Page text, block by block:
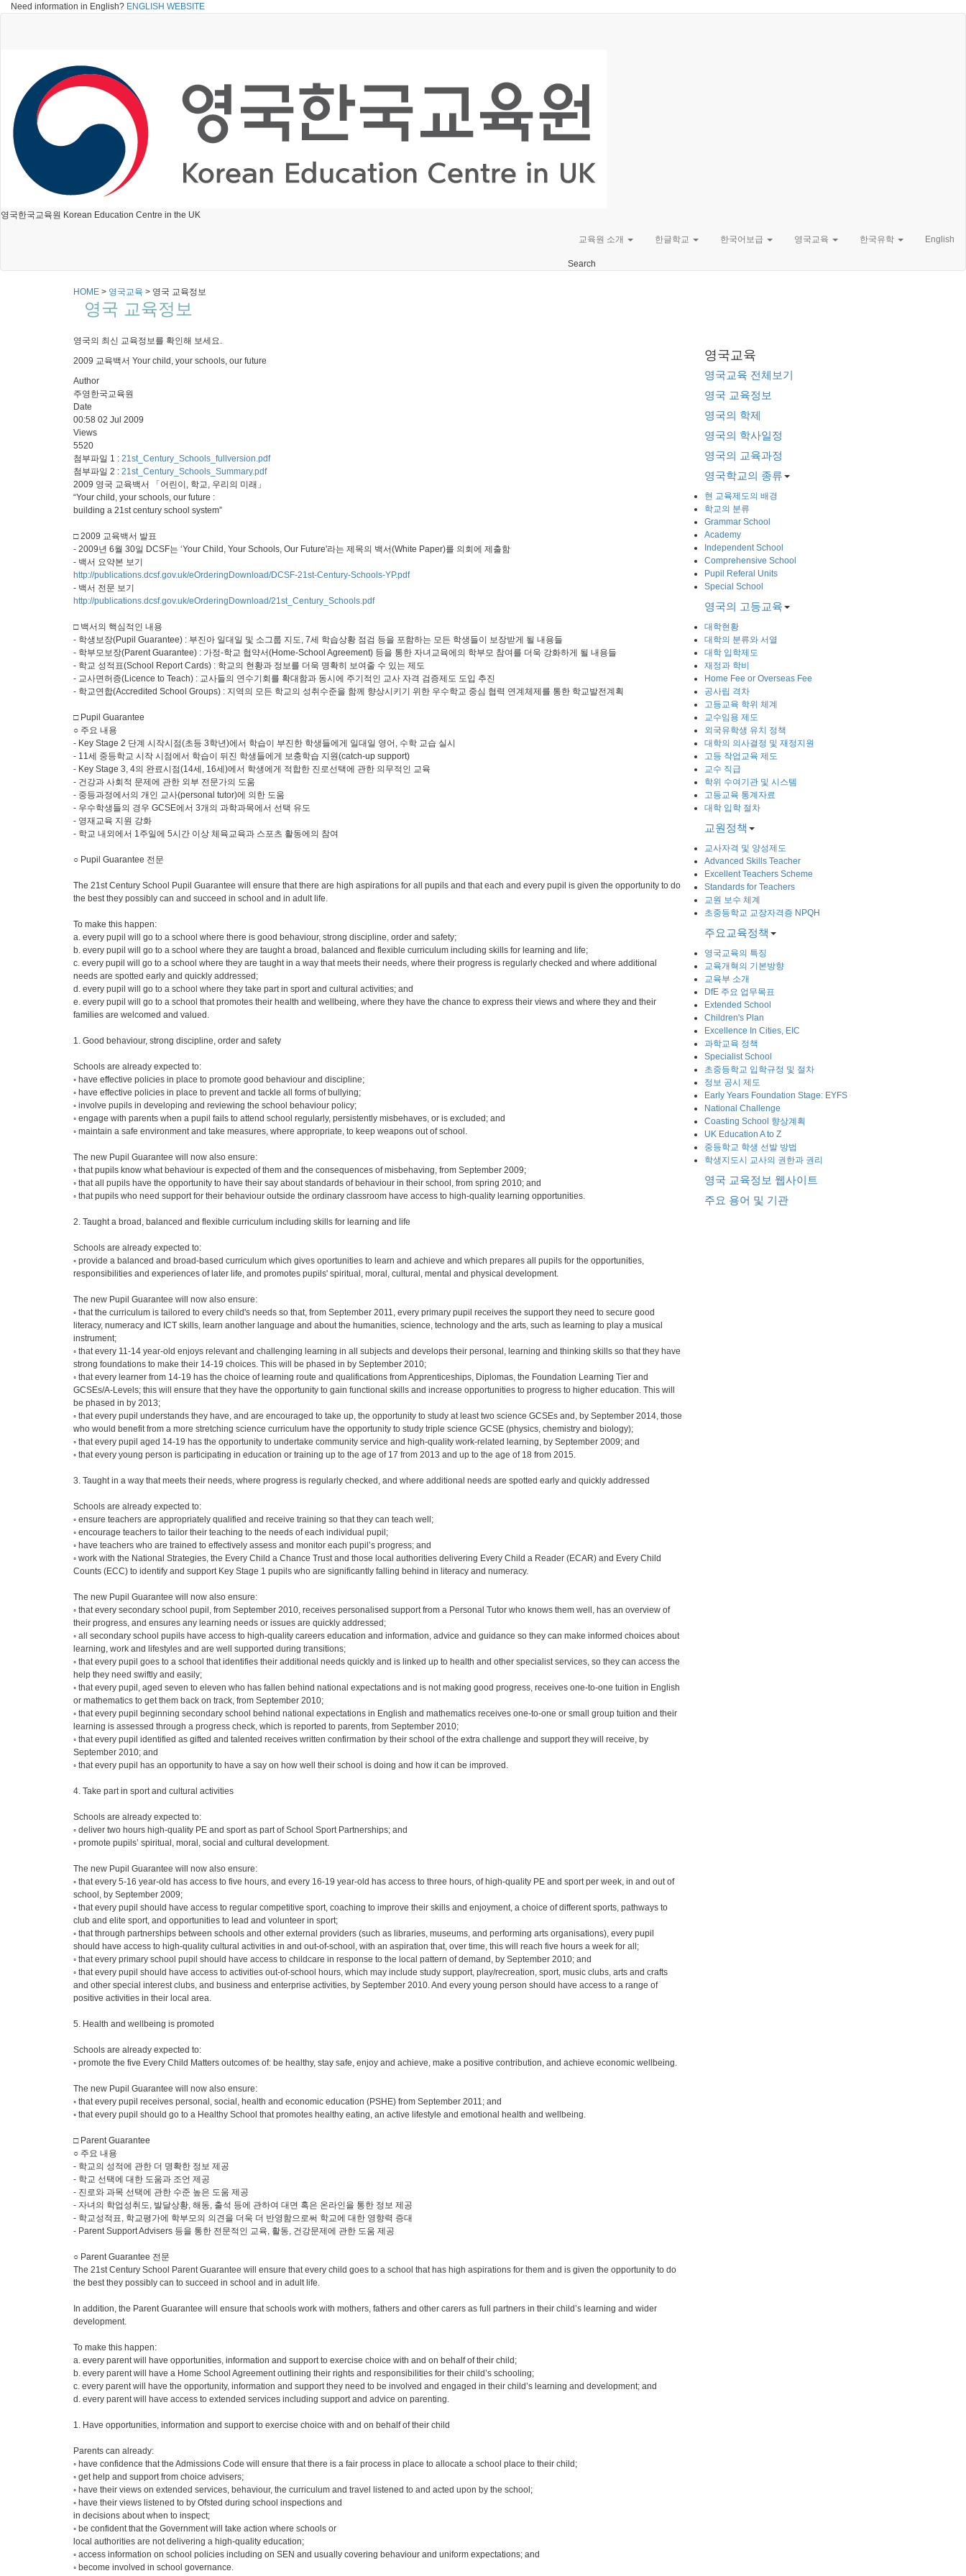
Need information in English? ENGLISH WEBSITE
영국한국교육원 Korean Education Centre in the UK
교육원 소개 한글학교 한국어보급 영국교육 한국유학 English
Search
HOME > 영국교육 > 영국 교육정보
영국 교육정보
영국의 최신 교육정보를 확인해 보세요.
2009 교육백서 Your child, your schools, our future
Author
주영한국교육원
Date
00:58 02 Jul 2009
Views
5520
첨부파일 1 : 21st_Century_Schools_fullversion.pdf
첨부파일 2 : 21st_Century_Schools_Summary.pdf
2009 영국 교육백서 「어린이, 학교, 우리의 미래」
“Your child, your schools, our future :
building a 21st century school system”
□ 2009 교육백서 발표
- 2009년 6월 30일 DCSF는 ‘Your Child, Your Schools, Our Future'라는 제목의 백서(White Paper)를 의회에 제출함
- 백서 요약본 보기
http://publications.dcsf.gov.uk/eOrderingDownload/DCSF-21st-Century-Schools-YP.pdf
- 백서 전문 보기
http://publications.dcsf.gov.uk/eOrderingDownload/21st_Century_Schools.pdf
□ 백서의 핵심적인 내용
- 학생보장(Pupil Guarantee) : 부진아 일대일 및 소그룹 지도, 7세 학습상황 점검 등을 포함하는 모든 학생들이 보장받게 될 내용들
- 학부모보장(Parent Guarantee) : 가정-학교 협약서(Home-School Agreement) 등을 통한 자녀교육에의 학부모 참여를 더욱 강화하게 될 내용들
- 학교 성적표(School Report Cards) : 학교의 현황과 정보를 더욱 명확히 보여줄 수 있는 제도
- 교사면허증(Licence to Teach) : 교사들의 연수기회를 확대함과 동시에 주기적인 교사 자격 검증제도 도입 추진
- 학교연합(Accredited School Groups) : 지역의 모든 학교의 성취수준을 함께 향상시키기 위한 우수학교 중심 협력 연계체제를 통한 학교발전계획
□ Pupil Guarantee
○ 주요 내용
- Key Stage 2 단계 시작시점(초등 3학년)에서 학습이 부진한 학생들에게 일대일 영어, 수학 교습 실시
- 11세 중등학교 시작 시점에서 학습이 뒤진 학생들에게 보충학습 지원(catch-up support)
- Key Stage 3, 4의 완료시점(14세, 16세)에서 학생에게 적합한 진로선택에 관한 의무적인 교육
- 건강과 사회적 문제에 관한 외부 전문가의 도움
- 중등과정에서의 개인 교사(personal tutor)에 의한 도움
- 우수학생들의 경우 GCSE에서 3개의 과학과목에서 선택 유도
- 영재교육 지원 강화
- 학교 내외에서 1주일에 5시간 이상 체육교육과 스포츠 활동에의 참여
○ Pupil Guarantee 전문
The 21st Century School Pupil Guarantee will ensure that there are high aspirations for all pupils and that each and every pupil is given the opportunity to do
the best they possibly can and succeed in school and in adult life.
To make this happen:
a. every pupil will go to a school where there is good behaviour, strong discipline, order and safety;
b. every pupil will go to a school where they are taught a broad, balanced and flexible curriculum including skills for learning and life;
c. every pupil will go to a school where they are taught in a way that meets their needs, where their progress is regularly checked and where additional
needs are spotted early and quickly addressed;
d. every pupil will go to a school where they take part in sport and cultural activities; and
e. every pupil will go to a school that promotes their health and wellbeing, where they have the chance to express their views and where they and their
families are welcomed and valued.
1. Good behaviour, strong discipline, order and safety
Schools are already expected to:
◦ have effective policies in place to promote good behaviour and discipline;
◦ have effective policies in place to prevent and tackle all forms of bullying;
◦ involve pupils in developing and reviewing the school behaviour policy;
◦ engage with parents when a pupil fails to attend school regularly, persistently misbehaves, or is excluded; and
◦ maintain a safe environment and take measures, where appropriate, to keep weapons out of school.
The new Pupil Guarantee will now also ensure:
◦ that pupils know what behaviour is expected of them and the consequences of misbehaving, from September 2009;
◦ that all pupils have the opportunity to have their say about standards of behaviour in their school, from spring 2010; and
◦ that pupils who need support for their behaviour outside the ordinary classroom have access to high‑quality learning opportunities.
2. Taught a broad, balanced and flexible curriculum including skills for learning and life
Schools are already expected to:
◦ provide a balanced and broad-based curriculum which gives oportunities to learn and achieve and which prepares all pupils for the opportunities,
responsibilities and experiences of later life, and promotes pupils' spiritual, moral, cultural, mental and physical development.
The new Pupil Guarantee will now also ensure:
◦ that the curriculum is tailored to every child's needs so that, from September 2011, every primary pupil receives the support they need to secure good
literacy, numeracy and ICT skills, learn another language and about the humanities, science, technology and the arts, such as learning to play a musical
instrument;
◦ that every 11-14 year-old enjoys relevant and challenging learning in all subjects and develops their personal, learning and thinking skills so that they have
strong foundations to make their 14-19 choices. This will be phased in by September 2010;
◦ that every learner from 14-19 has the choice of learning route and qualifications from Apprenticeships, Diplomas, the Foundation Learning Tier and
GCSEs/A-Levels; this will ensure that they have the opportunity to gain functional skills and increase opportunities to progress to higher education. This will
be phased in by 2013;
◦ that every pupil understands they have, and are encouraged to take up, the opportunity to study at least two science GCSEs and, by September 2014, those
who would benefit from a more stretching science curriculum have the opportunity to study triple science GCSE (physics, chemistry and biology);
◦ that every pupil aged 14-19 has the opportunity to undertake community service and high-quality work-related learning, by September 2009; and
◦ that every young person is participating in education or training up to the age of 17 from 2013 and up to the age of 18 from 2015.
3. Taught in a way that meets their needs, where progress is regularly checked, and where additional needs are spotted early and quickly addressed
Schools are already expected to:
◦ ensure teachers are appropriately qualified and receive training so that they can teach well;
◦ encourage teachers to tailor their teaching to the needs of each individual pupil;
◦ have teachers who are trained to effectively assess and monitor each pupil’s progress; and
◦ work with the National Strategies, the Every Child a Chance Trust and those local authorities delivering Every Child a Reader (ECAR) and Every Child
Counts (ECC) to identify and support Key Stage 1 pupils who are significantly falling behind in literacy and numeracy.
The new Pupil Guarantee will now also ensure:
◦ that every secondary school pupil, from September 2010, receives personalised support from a Personal Tutor who knows them well, has an overview of
their progress, and ensures any learning needs or issues are quickly addressed;
◦ all secondary school pupils have access to high-quality careers education and information, advice and guidance so they can make informed choices about
learning, work and lifestyles and are well supported during transitions;
◦ that every pupil goes to a school that identifies their additional needs quickly and is linked up to health and other specialist services, so they can access the
help they need swiftly and easily;
◦ that every pupil, aged seven to eleven who has fallen behind national expectations and is not making good progress, receives one-to-one tuition in English
or mathematics to get them back on track, from September 2010;
◦ that every pupil beginning secondary school behind national expectations in English and mathematics receives one-to-one or small group tuition and their
learning is assessed through a progress check, which is reported to parents, from September 2010;
◦ that every pupil identified as gifted and talented receives written confirmation by their school of the extra challenge and support they will receive, by
September 2010; and
◦ that every pupil has an opportunity to have a say on how well their school is doing and how it can be improved.
4. Take part in sport and cultural activities
Schools are already expected to:
◦ deliver two hours high-quality PE and sport as part of School Sport Partnerships; and
◦ promote pupils’ spiritual, moral, social and cultural development.
The new Pupil Guarantee will now also ensure:
◦ that every 5-16 year-old has access to five hours, and every 16-19 year-old has access to three hours, of high-quality PE and sport per week, in and out of
school, by September 2009;
◦ that every pupil should have access to regular competitive sport, coaching to improve their skills and enjoyment, a choice of different sports, pathways to
club and elite sport, and opportunities to lead and volunteer in sport;
◦ that through partnerships between schools and other external providers (such as libraries, museums, and performing arts organisations), every pupil
should have access to high-quality cultural activities in and out-of-school, with an aspiration that, over time, this will reach five hours a week for all;
◦ that every primary school pupil should have access to childcare in response to the local pattern of demand, by September 2010; and
◦ that every pupil should have access to activities out-of-school hours, which may include study support, play/recreation, sport, music clubs, arts and crafts
and other special interest clubs, and business and enterprise activities, by September 2010. And every young person should have access to a range of
positive activities in their local area.
5. Health and wellbeing is promoted
Schools are already expected to:
◦ promote the five Every Child Matters outcomes of: be healthy, stay safe, enjoy and achieve, make a positive contribution, and achieve economic wellbeing.
The new Pupil Guarantee will now also ensure:
◦ that every pupil receives personal, social, health and economic education (PSHE) from September 2011; and
◦ that every pupil should go to a Healthy School that promotes healthy eating, an active lifestyle and emotional health and wellbeing.
□ Parent Guarantee
○ 주요 내용
- 학교의 성적에 관한 더 명확한 정보 제공
- 학교 선택에 대한 도움과 조언 제공
- 진로와 과목 선택에 관한 수준 높은 도움 제공
- 자녀의 학업성취도, 발달상황, 해동, 출석 등에 관하여 대면 혹은 온라인을 통한 정보 제공
- 학교성적표, 학교평가에 학부모의 의견을 더욱 더 반영함으로써 학교에 대한 영향력 증대
- Parent Support Advisers 등을 통한 전문적인 교육, 활동, 건강문제에 관한 도움 제공
○ Parent Guarantee 전문
The 21st Century School Parent Guarantee will ensure that every child goes to a school that has high aspirations for them and is given the opportunity to do
the best they possibly can to succeed in school and in adult life.
In addition, the Parent Guarantee will ensure that schools work with mothers, fathers and other carers as full partners in their child’s learning and wider
development.
To make this happen:
a. every parent will have opportunities, information and support to exercise choice with and on behalf of their child;
b. every parent will have a Home School Agreement outlining their rights and responsibilities for their child’s schooling;
c. every parent will have the opportunity, information and support they need to be involved and engaged in their child’s learning and development; and
d. every parent will have access to extended services including support and advice on parenting.
1. Have opportunities, information and support to exercise choice with and on behalf of their child
Parents can already:
◦ have confidence that the Admissions Code will ensure that there is a fair process in place to allocate a school place to their child;
◦ get help and support from choice advisers;
◦ have their views on extended services, behaviour, the curriculum and travel listened to and acted upon by the school;
◦ have their views listened to by Ofsted during school inspections and
in decisions about when to inspect;
◦ be confident that the Government will take action where schools or
local authorities are not delivering a high-quality education;
◦ access information on school policies including on SEN and usually covering behaviour and uniform expectations; and
◦ become involved in school governance.
영국교육
영국교육 전체보기
영국 교육정보
영국의 학제
영국의 학사일정
영국의 교육과정
영국학교의 종류
현 교육제도의 배경
학교의 분류
Grammar School
Academy
Independent School
Comprehensive School
Pupil Referal Units
Special School
영국의 고등교육
대학현황
대학의 분류와 서열
대학 입학제도
재정과 학비
Home Fee or Overseas Fee
공사립 격차
고등교육 학위 체계
교수임용 제도
외국유학생 유치 정책
대학의 의사결정 및 재정지원
고등 작업교육 제도
교수 직급
학위 수여기관 및 시스템
고등교육 통계자료
대학 입학 절차
교원정책
교사자격 및 양성제도
Advanced Skills Teacher
Excellent Teachers Scheme
Standards for Teachers
교원 보수 체계
초중등학교 교장자격증 NPQH
주요교육정책
영국교육의 특징
교육개혁의 기본방향
교육부 소개
DfE 주요 업무목표
Extended School
Children's Plan
Excellence In Cities, EIC
과학교육 정책
Specialist School
초중등학교 입학규정 및 절차
정보 공시 제도
Early Years Foundation Stage: EYFS
National Challenge
Coasting School 향상계획
UK Education A to Z
중등학교 학생 선발 방법
학생지도시 교사의 권한과 권리
영국 교육정보 웹사이트
주요 용어 및 기관